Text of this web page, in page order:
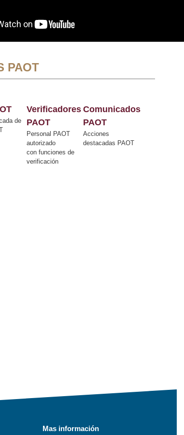
PAOT
de
Verificadores
PAOT
Personal PAOT
autorizado
con funciones de
verificación
Comunicados
PAOT
Acciones
destacadas PAOT
Mas información